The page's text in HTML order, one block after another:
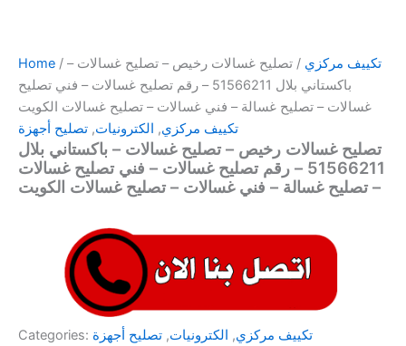
Home / تكييف مركزي / تصليح غسالات رخيص – تصليح غسالات –
باكستاني بلال 51566211 – رقم تصليح غسالات – فني تصليح
غسالات – تصليح غسالة – فني غسالات – تصليح غسالات الكويت
تكييف مركزي, الكترونيات, تصليح أجهزة
تصليح غسالات رخيص – تصليح غسالات – باكستاني بلال
51566211 – رقم تصليح غسالات – فني تصليح غسالات
– تصليح غسالة – فني غسالات – تصليح غسالات الكويت
Categories: تكييف مركزي, الكترونيات, تصليح أجهزة